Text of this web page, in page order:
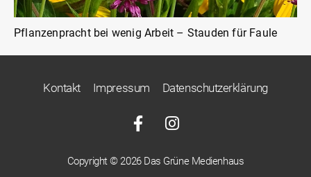
Pflanzenpracht bei wenig Arbeit – Stauden für Faule
Kontakt Impressum Datenschutzerklärung
Copyright © 2026 Das Grüne Medienhaus